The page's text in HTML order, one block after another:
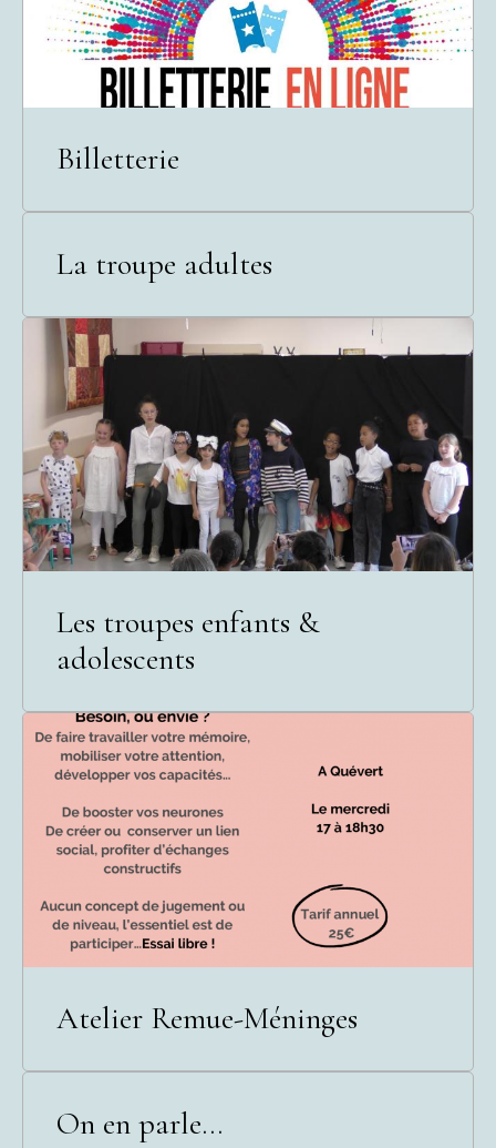
Billetterie
La troupe adultes
Les troupes enfants &
adolescents
Atelier Remue-Méninges
On en parle...